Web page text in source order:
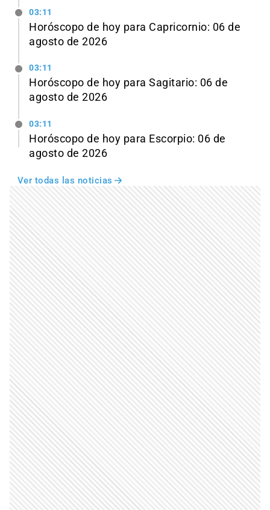
03:11
Horóscopo de hoy para Capricornio: 06 de
agosto de 2026
03:11
Horóscopo de hoy para Sagitario: 06 de
agosto de 2026
03:11
Horóscopo de hoy para Escorpio: 06 de
agosto de 2026
Ver todas las noticias